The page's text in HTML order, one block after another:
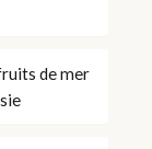
de mer